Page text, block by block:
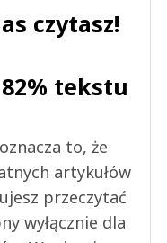
czytasz!
82% tekstu
to, że
artykułów
przeczytać
wyłącznie dla